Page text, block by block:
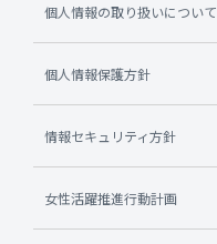
個人情報の取り扱いについて
個人情報保護方針
情報セキュリティ方針
女性活躍推進行動計画